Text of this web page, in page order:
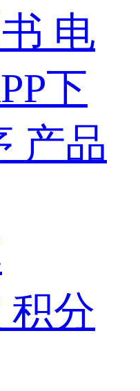
电
下
产品
积分